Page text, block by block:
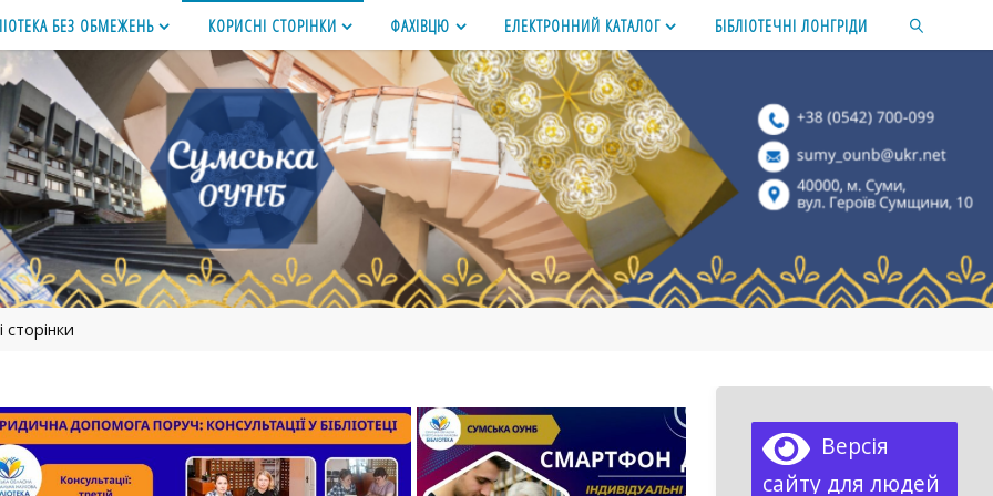
БЕЗ ОБМЕЖЕНЬ КОРИСНІ СТОРІНКИ ФАХІВЦЮ ЕЛЕКТРОННИЙ КАТАЛОГ БІБЛІОТЕЧНІ ЛОНГРІДИ
сторінки
Версія
сайту для людей